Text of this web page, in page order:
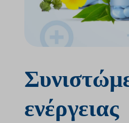
ενέργειας